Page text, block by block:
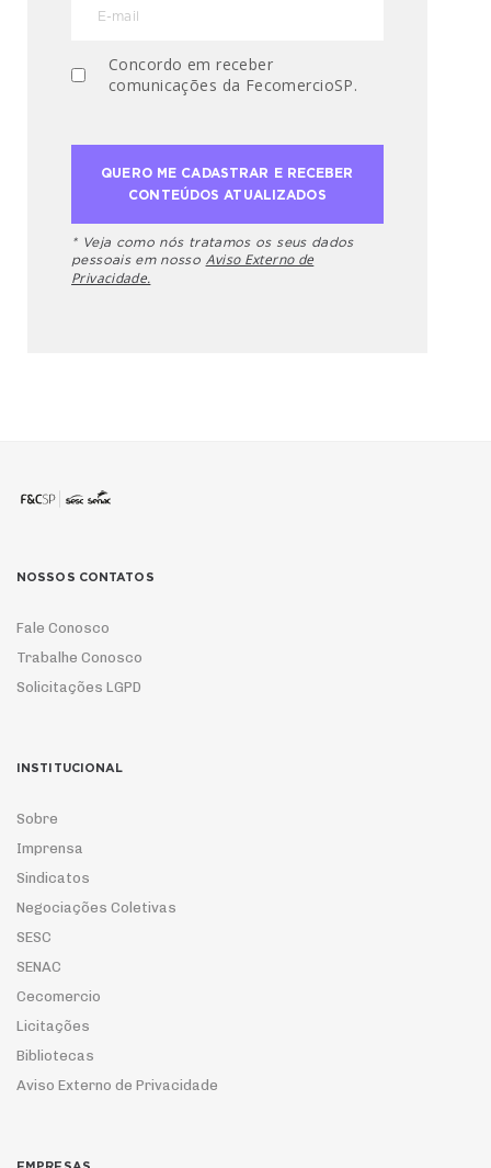
Concordo em receber
comunicações da FecomercioSP.
* Veja como nós tratamos os seus dados
pessoais em nosso Aviso Externo de
Privacidade.
NOSSOS CONTATOS
Fale Conosco
Trabalhe Conosco
Solicitações LGPD
INSTITUCIONAL
Sobre
Imprensa
Sindicatos
Negociações Coletivas
SESC
SENAC
Cecomercio
Licitações
Bibliotecas
Aviso Externo de Privacidade